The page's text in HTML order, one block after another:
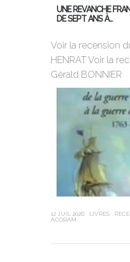
UNE REVANCHE
DE SEPT ANS À…
Voir la recension
HENRAT Voir la
Gérald BONNIER
12 JUIL 2026 LIVRES
ACORAM